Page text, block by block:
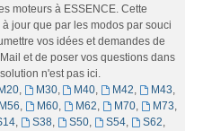
moteurs à ESSENCE. Cette
jour que par les modos par souci
vos idées et demandes de
et de poser vos questions dans
n'est pas ici.
, M30, M40, M42, M43,
M56, M60, M62, M70, M73,
, S38, S50, S54, S62,